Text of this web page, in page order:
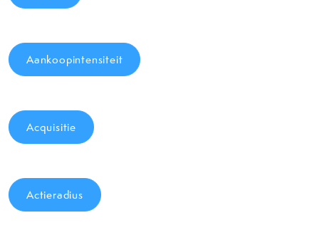
Aankoopintensiteit
Acquisitie
Actieradius